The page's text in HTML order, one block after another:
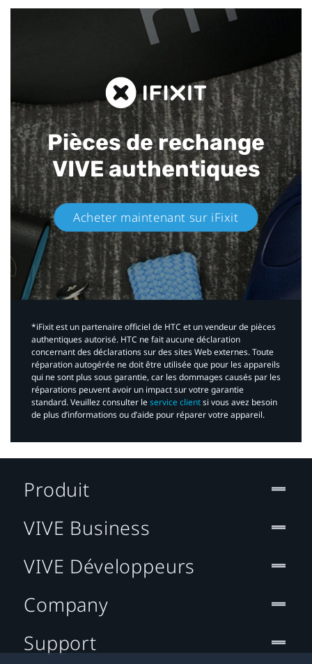
Pièces de rechange
VIVE authentiques​
Acheter maintenant sur iFixit​
*iFixit est un partenaire officiel de HTC et un vendeur de pièces
authentiques autorisé. HTC ne fait aucune déclaration
concernant des déclarations sur des sites Web externes. Toute
réparation autogérée ne doit être utilisée que pour les appareils
qui ne sont plus sous garantie, car les dommages causés par les
réparations peuvent avoir un impact sur votre garantie
standard. Veuillez consulter leservice clientsi vous avez besoin
de plus d’informations ou d’aide pour réparer votre appareil.​
Produit
VIVE Business
VIVE Développeurs
Company
Support